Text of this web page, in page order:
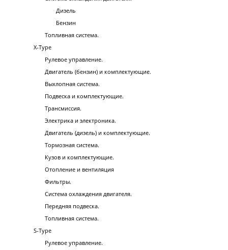
Дизель
Бензин
Топливная система.
X-Type
Рулевое управление.
Двигатель (бензин) и комплектующие.
Выхлопная система.
Подвеска и комплектующие.
Трансмиссия.
Электрика и электроника.
Двигатель (дизель) и комплектующие.
Тормозная система.
Кузов и комплектующие.
Отопление и вентиляция
Фильтры.
Система охлаждения двигателя.
Передняя подвеска.
Топливная система.
S-Type
Рулевое управление.